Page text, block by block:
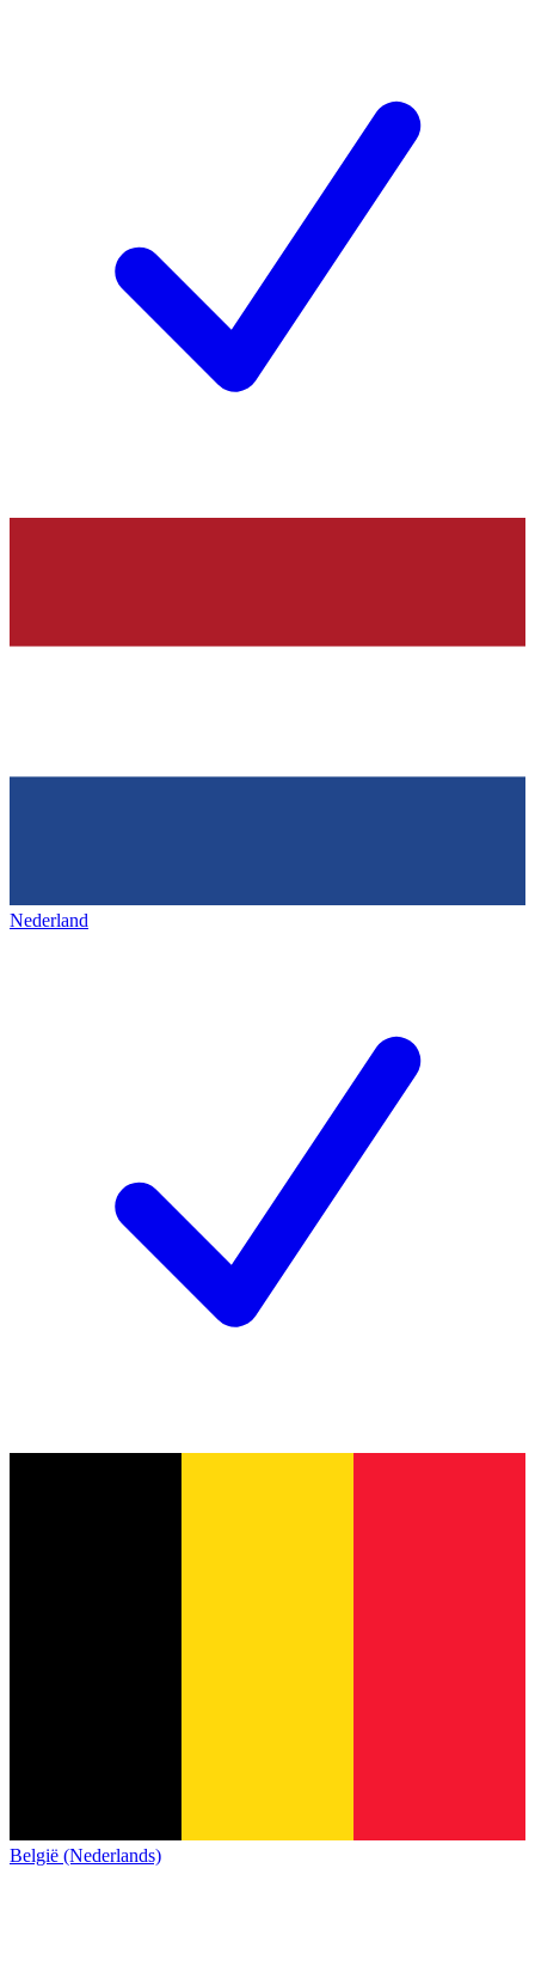
Nederland
België (Nederlands)